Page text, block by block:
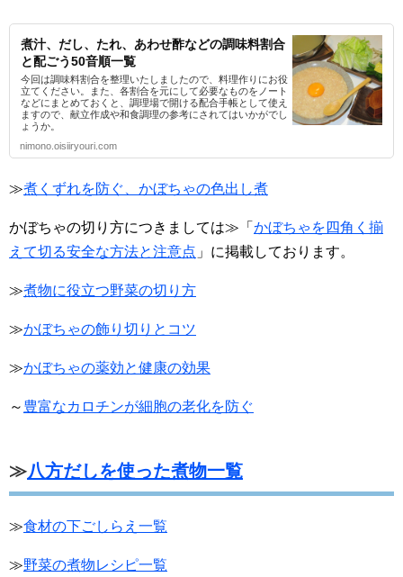
煮汁、だし、たれ、あわせ酢などの調味料割合
と配ごう50音順一覧
今回は調味料割合を整理いたしましたので、料理作りにお役
立てください。また、各割合を元にして必要なものをノート
などにまとめておくと、調理場で開ける配合手帳として使え
ますので、献立作成や和食調理の参考にされてはいかがでし
ょうか。
nimono.oisiiryouri.com
≫煮くずれを防ぐ、かぼちゃの色出し煮
かぼちゃの切り方につきましては≫「 かぼちゃを四角く揃
えて切る安全な方法と注意点 」に掲載しております。
≫煮物に役立つ野菜の切り方
≫かぼちゃの飾り切りとコツ
≫かぼちゃの薬効と健康の効果
～ 豊富なカロチンが細胞の老化を防ぐ
≫八方だしを使った煮物一覧
≫食材の下ごしらえ一覧
≫野菜の煮物レシピ一覧